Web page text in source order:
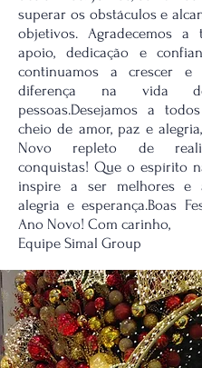
superar os obstáculos e
objetivos. Agradecemos a
apoio, dedicação e
continuamos a crescer
diferença na vida
pessoas.Desejamos a
cheio de amor, paz e
Novo repleto de
conquistas! Que o espírito
inspire a ser melhores e
alegria e esperança.Boas
Ano Novo! Com carinho,
Equipe Simal Group